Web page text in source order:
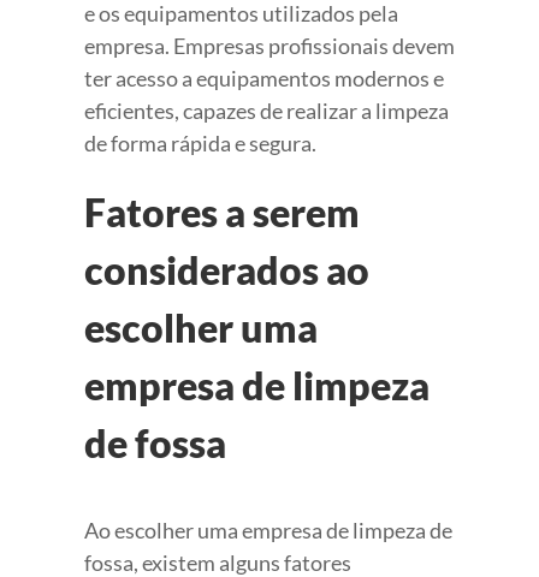
e os equipamentos utilizados pela
empresa. Empresas profissionais devem
ter acesso a equipamentos modernos e
eficientes, capazes de realizar a limpeza
de forma rápida e segura.
Fatores a serem
considerados ao
escolher uma
empresa de limpeza
de fossa
Ao escolher uma empresa de limpeza de
fossa, existem alguns fatores